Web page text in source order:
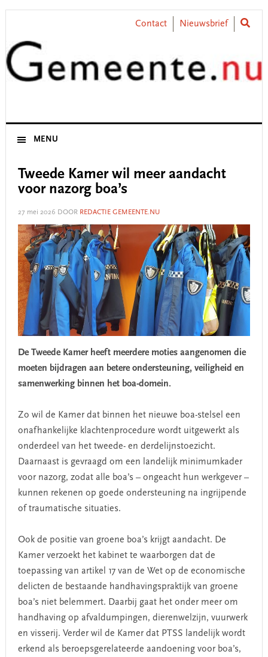
Skip
primary
navigation
Skip
content
Skip
primary
sidebar
Skip
footer
Contact Nieuwsbrief
MENU
Tweede Kamer wil meer aandacht
voor nazorg boa’s
27 mei 2026 DOOR REDACTIE GEMEENTE.NU
De Tweede Kamer heeft meerdere moties aangenomen die
moeten bijdragen aan betere ondersteuning, veiligheid en
samenwerking binnen het boa-domein.
Zo wil de Kamer dat binnen het nieuwe boa-stelsel een
onafhankelijke klachtenprocedure wordt uitgewerkt als
onderdeel van het tweede- en derdelijnstoezicht.
Daarnaast is gevraagd om een landelijk minimumkader
voor nazorg, zodat alle boa’s – ongeacht hun werkgever –
kunnen rekenen op goede ondersteuning na ingrijpende
of traumatische situaties.
Ook de positie van groene boa’s krijgt aandacht. De
Kamer verzoekt het kabinet te waarborgen dat de
toepassing van artikel 17 van de Wet op de economische
delicten de bestaande handhavingspraktijk van groene
boa’s niet belemmert. Daarbij gaat het onder meer om
handhaving op afvaldumpingen, dierenwelzijn, vuurwerk
en visserij. Verder wil de Kamer dat PTSS landelijk wordt
erkend als beroepsgerelateerde aandoening voor boa’s,